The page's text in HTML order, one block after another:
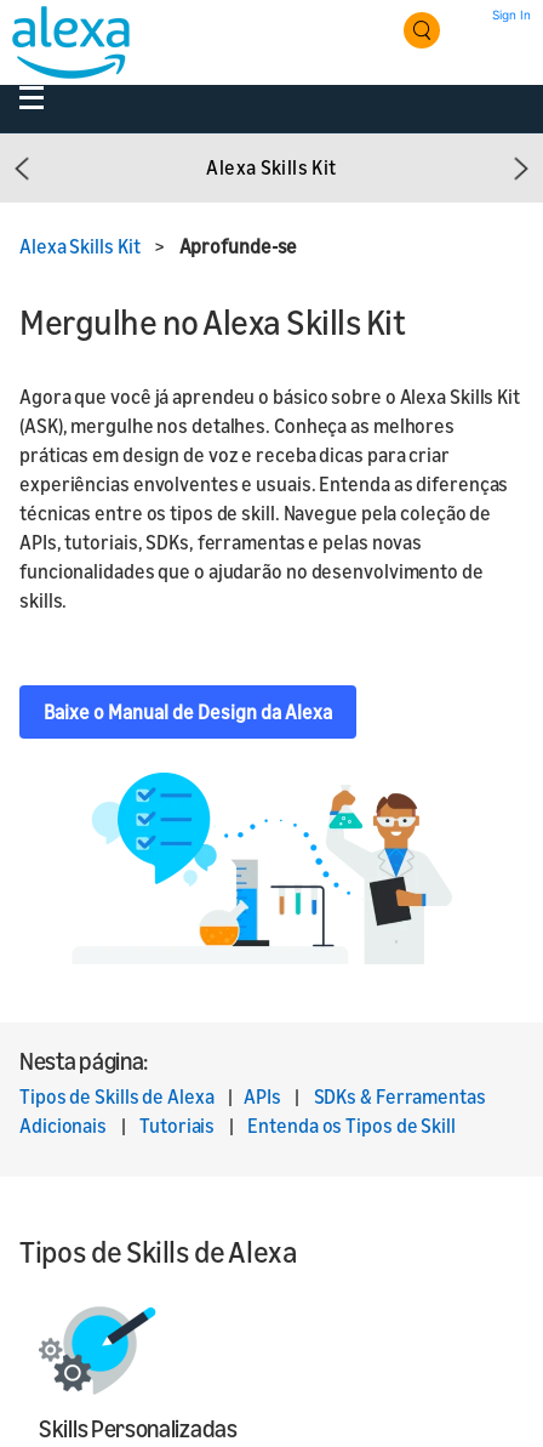
Sign In
Alexa Skills Kit
Previous
Alexa Skills Kit > Aprofunde-se
Mergulhe no Alexa Skills Kit
Agora que você já aprendeu o básico sobre o Alexa Skills Kit
(ASK), mergulhe nos detalhes. Conheça as melhores
práticas em design de voz e receba dicas para criar
experiências envolventes e usuais. Entenda as diferenças
técnicas entre os tipos de skill. Navegue pela coleção de
APIs, tutoriais, SDKs, ferramentas e pelas novas
funcionalidades que o ajudarão no desenvolvimento de
skills.
Baixe o Manual de Design da Alexa
Nesta página:
Tipos de Skills de Alexa| APIs | SDKs & Ferramentas
Adicionais |Tutoriais | Entenda os Tipos de Skill
Tipos de Skills de Alexa
Skills Personalizadas